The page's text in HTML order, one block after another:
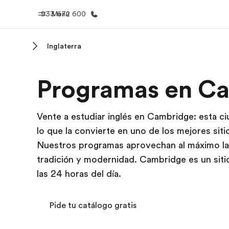
Menú
933 672 600
Bienvenido a EF Ver todo lo
Inglaterra
Programas en
Vente a estudiar inglés en Cambridge: esta
lo que la convierte en uno de los mejores
Nuestros programas aprovechan al máximo
tradición y modernidad. Cambridge es un
las 24 horas del día.
Pide tu catálogo gratis